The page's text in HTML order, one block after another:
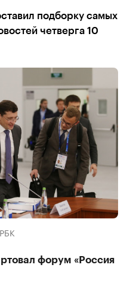
подборку самых
четверга 10
форум «Россия